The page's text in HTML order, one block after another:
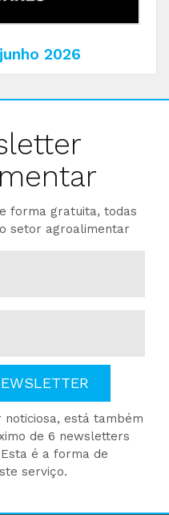
2026
forma gratuita, todas
setor agroalimentar
está também
de 6 newsletters
é a forma de
serviço.